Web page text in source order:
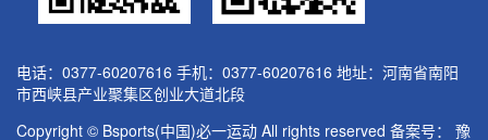
电话：0377-60207616 手机：0377-60207616 地址：河南省南阳
市西峡县产业聚集区创业大道北段
Copyright © Bsports(中国)必一运动 All rights reserved 备案号：
豫